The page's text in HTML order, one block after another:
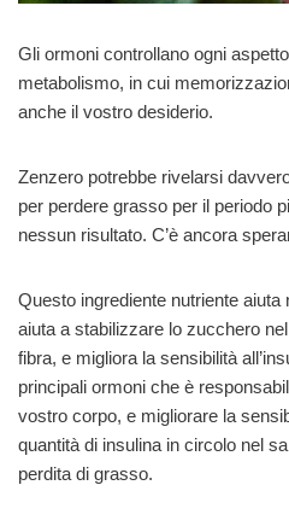
Gli ormoni controllano ogni
metabolismo, in cui
anche il vostro desiderio.
Zenzero potrebbe rivelarsi
per perdere grasso per il periodo
nessun risultato. C’è ancora
Questo ingrediente nutriente
aiuta a stabilizzare lo zucchero
fibra, e migliora la sensibilità
principali ormoni che è
vostro corpo, e migliorare la
quantità di insulina in circolo nel
perdita di grasso.